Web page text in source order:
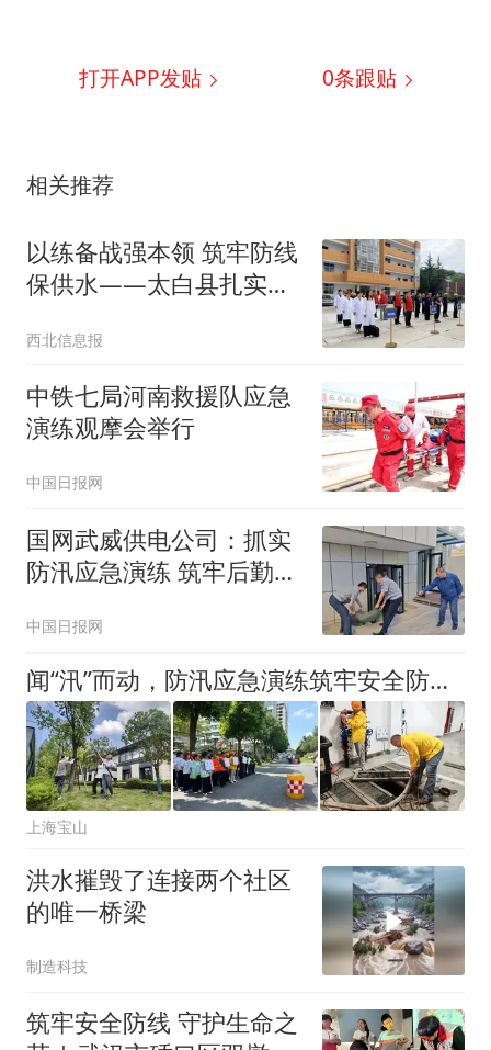
打开APP发贴 0条跟贴
相关推荐
以练备战强本领 筑牢防线
保供水——太白县扎实开
全应急演练
西北信息报
中铁七局河南救援队应急
演练观摩会举行
中国日报网
国网武威供电公司：抓实
防汛应急演练 筑牢后勤安
中国日报网
闻“汛”而动，防汛应急演练筑牢安全防线！
上海宝山
洪水摧毁了连接两个社区
的唯一桥梁
制造科技
筑牢安全防线 守护生命之